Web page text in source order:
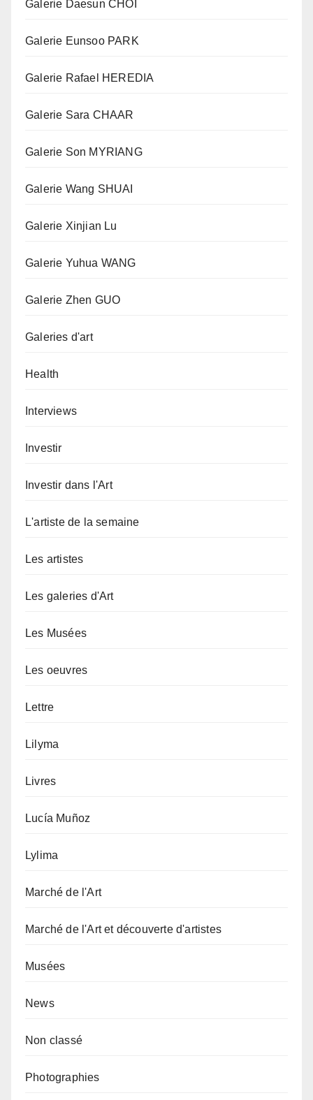
Galerie Daesun CHOI
Galerie Eunsoo PARK
Galerie Rafael HEREDIA
Galerie Sara CHAAR
Galerie Son MYRIANG
Galerie Wang SHUAI
Galerie Xinjian Lu
Galerie Yuhua WANG
Galerie Zhen GUO
Galeries d'art
Health
Interviews
Investir
Investir dans l'Art
L'artiste de la semaine
Les artistes
Les galeries d'Art
Les Musées
Les oeuvres
Lettre
Lilyma
Livres
Lucía Muñoz
Lylima
Marché de l'Art
Marché de l'Art et découverte d'artistes
Musées
News
Non classé
Photographies